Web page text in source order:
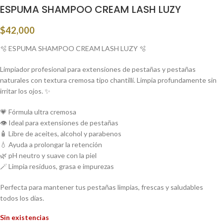
ESPUMA SHAMPOO CREAM LASH LUZY
$42,000
🫧 ESPUMA SHAMPOO CREAM LASH LUZY 🫧
Limpiador profesional para extensiones de pestañas y pestañas
naturales con textura cremosa tipo chantillí. Limpia profundamente sin
irritar los ojos. ✨
💗 Fórmula ultra cremosa
👁️ Ideal para extensiones de pestañas
🧴 Libre de aceites, alcohol y parabenos
💧 Ayuda a prolongar la retención
🌿 pH neutro y suave con la piel
🪄 Limpia residuos, grasa e impurezas
Perfecta para mantener tus pestañas limpias, frescas y saludables
todos los días.
Sin existencias